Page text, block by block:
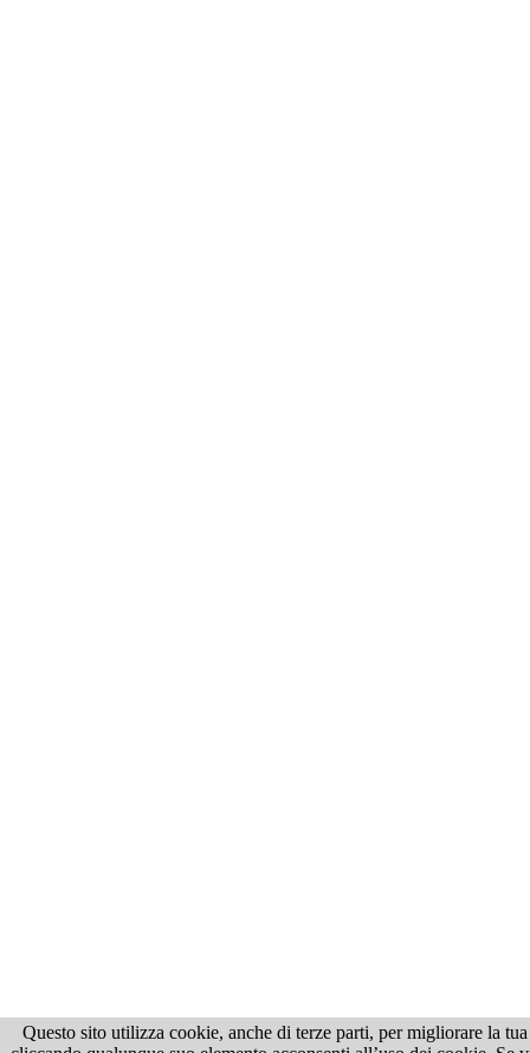
Questo sito utilizza cookie, anche di terze parti, per migliorare la